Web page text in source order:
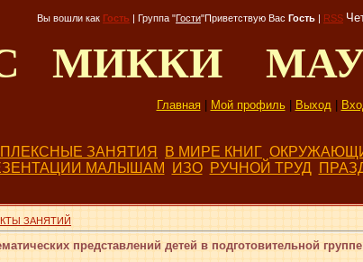
Вы вошли как Гость | Группа "Гости"Приветствую Вас Гость | RSS
МИККИ
Главная| Мой профиль| Выход|
ЗАНЯТИЯ В МИРЕ КНИГ
МАЛЫШАМ ИЗО РУЧНОЙ ТРУД
ЗАНЯТИЙ
представлений детей в подготовительной